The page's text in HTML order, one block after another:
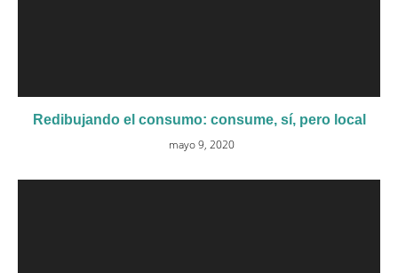
Redibujando el consumo: consume, sí, pero local
mayo 9, 2020